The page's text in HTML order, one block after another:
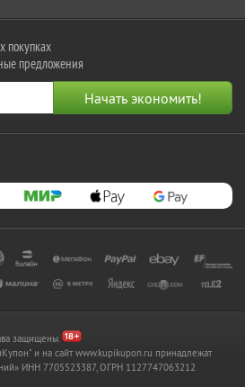
покупках
предложения
защищены.
и на сайт www.kupikupon.ru принадлежат
ИНН 7705523387, ОГРН 1127747063212